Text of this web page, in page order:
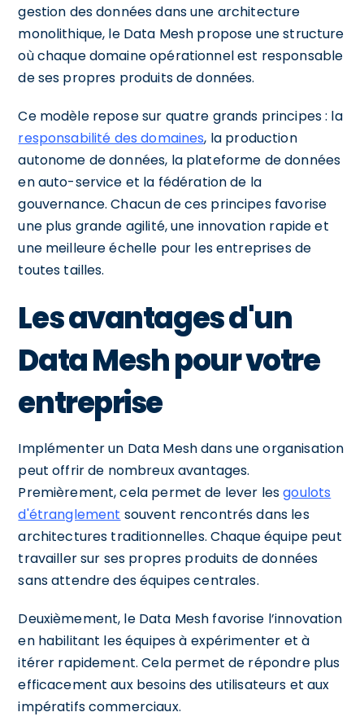
gestion des données dans une architecture
monolithique, le Data Mesh propose une structure
où chaque domaine opérationnel est responsable
de ses propres produits de données.
Ce modèle repose sur quatre grands principes : la
responsabilité des domaines, la production
autonome de données, la plateforme de données
en auto-service et la fédération de la
gouvernance. Chacun de ces principes favorise
une plus grande agilité, une innovation rapide et
une meilleure échelle pour les entreprises de
toutes tailles.
Les avantages d'un
Data Mesh pour votre
entreprise
Implémenter un Data Mesh dans une organisation
peut offrir de nombreux avantages.
Premièrement, cela permet de lever lesgoulots
d'étranglement souvent rencontrés dans les
architectures traditionnelles. Chaque équipe peut
travailler sur ses propres produits de données
sans attendre des équipes centrales.
Deuxièmement, le Data Mesh favorise l’innovation
en habilitant les équipes à expérimenter et à
itérer rapidement. Cela permet de répondre plus
efficacement aux besoins des utilisateurs et aux
impératifs commerciaux.